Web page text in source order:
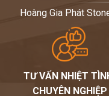
Hoàng Gia Phát
TƯ VẤN NHIỆT
CHUYÊN NGHIỆP